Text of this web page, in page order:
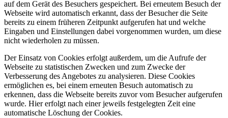
auf dem Gerät des Besuchers gespeichert. Bei erneutem Besuch der
Webseite wird automatisch erkannt, dass der Besucher die Seite
bereits zu einem früheren Zeitpunkt aufgerufen hat und welche
Eingaben und Einstellungen dabei vorgenommen wurden, um diese
nicht wiederholen zu müssen.
Der Einsatz von Cookies erfolgt außerdem, um die Aufrufe der
Webseite zu statistischen Zwecken und zum Zwecke der
Verbesserung des Angebotes zu analysieren. Diese Cookies
ermöglichen es, bei einem erneuten Besuch automatisch zu
erkennen, dass die Webseite bereits zuvor vom Besucher aufgerufen
wurde. Hier erfolgt nach einer jeweils festgelegten Zeit eine
automatische Löschung der Cookies.